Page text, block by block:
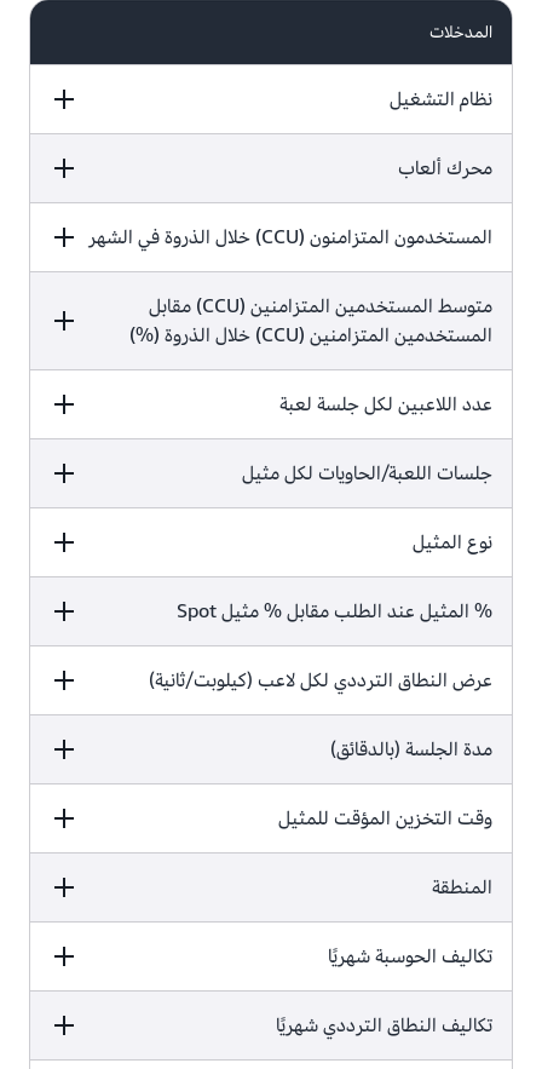
المدخلات
نظام التشغيل
القيمة
Linux
محرك ألعاب
القيمة الصيغة
لغة C++ مخصصة
المستخدمون المتزامنون (CCU) خلال الذروة في الشهر
القيمة الصيغةمتوسط المستخدمين المتزامنين (CCU) مقابل
المستخدمين المتزامنين (CCU) خلال الذروة (%)
القيمة
30
عدد اللاعبين لكل جلسة لعبة
القيمة الصيغة
10
جلسات اللعبة/الحاويات لكل مثيل
القيمة
8
نوع المثيل
القيمة الصيغة
c5a.4xlarge (8 نواة، 16 وحدة معالجة
مركزية افتراضية vCPU،‏ 32 جيجابايت)
بسعر 0.746 USD للساعة
% المثيل عند الطلب مقابل % مثيل Spot
القيمة الصيغة
100/0
عرض النطاق الترددي لكل لاعب (كيلوبت/ثانية)
القيمة
20
مدة الجلسة (بالدقائق)
القيمة
20
وقت التخزين المؤقت للمثيل
القيمة
10%
المنطقة
القيمة
شرق الولايات المتحدة (أوهايو)
تكاليف الحوسبة شهريًا
القيمة الصيغة
تكاليف النطاق الترددي شهريًا